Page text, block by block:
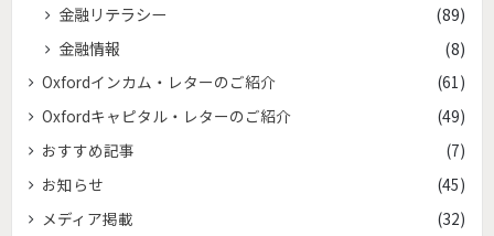
金融リテラシー
(89)
金融情報
(8)
Oxfordインカム・レターのご紹介
(61)
Oxfordキャピタル・レターのご紹介
(49)
おすすめ記事
(7)
お知らせ
(45)
メディア掲載
(32)